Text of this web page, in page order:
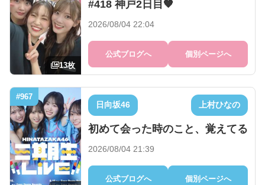
13枚
#418 神戸2日目🧡
2026/08/04 22:04
公式ブログへ 個別ページへ
#967
日向坂46 上村ひなの
初めて会った時のこと、覚えてる
2026/08/04 21:39
公式ブログへ 個別ページへ